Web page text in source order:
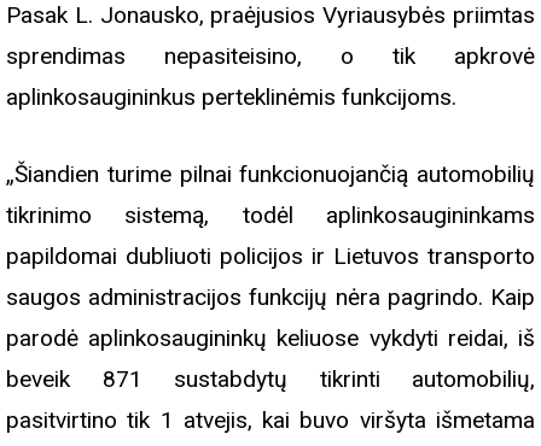
Pasak L. Jonausko, praėjusios Vyriausybės priimtas
sprendimas nepasiteisino, o tik apkrovė
aplinkosaugininkus perteklinėmis funkcijoms.
„Šiandien turime pilnai funkcionuojančią automobilių
tikrinimo sistemą, todėl aplinkosaugininkams
papildomai dubliuoti policijos ir Lietuvos transporto
saugos administracijos funkcijų nėra pagrindo. Kaip
parodė aplinkosaugininkų keliuose vykdyti reidai, iš
beveik 871 sustabdytų tikrinti automobilių,
pasitvirtino tik 1 atvejis, kai buvo viršyta išmetama